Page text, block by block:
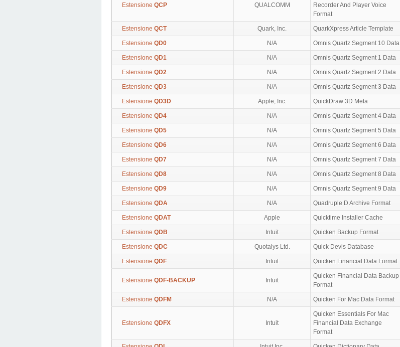
Estensione QCP QUALCOMM
Recorder And Player Voice
Format
Estensione QCT Quark, Inc. QuarkXpress Article Template
Estensione QD0 N/A Omnis Quartz Segment 10 Data
Estensione QD1 N/A Omnis Quartz Segment 1 Data
Estensione QD2 N/A Omnis Quartz Segment 2 Data
Estensione QD3 N/A Omnis Quartz Segment 3 Data
Estensione QD3D Apple, Inc. QuickDraw 3D Meta
Estensione QD4 N/A Omnis Quartz Segment 4 Data
Estensione QD5 N/A Omnis Quartz Segment 5 Data
Estensione QD6 N/A Omnis Quartz Segment 6 Data
Estensione QD7 N/A Omnis Quartz Segment 7 Data
Estensione QD8 N/A Omnis Quartz Segment 8 Data
Estensione QD9 N/A Omnis Quartz Segment 9 Data
Estensione QDA N/A Quadruple D Archive Format
Estensione QDAT Apple Quicktime Installer Cache
Estensione QDB Intuit Quicken Backup Format
Estensione QDC Quotalys Ltd. Quick Devis Database
Estensione QDF Intuit Quicken Financial Data Format
Estensione QDF-BACKUP Intuit
Quicken Financial Data Backup
Format
Estensione QDFM N/A Quicken For Mac Data Format
Estensione QDFX Intuit
Quicken Essentials For Mac
Financial Data Exchange
Format